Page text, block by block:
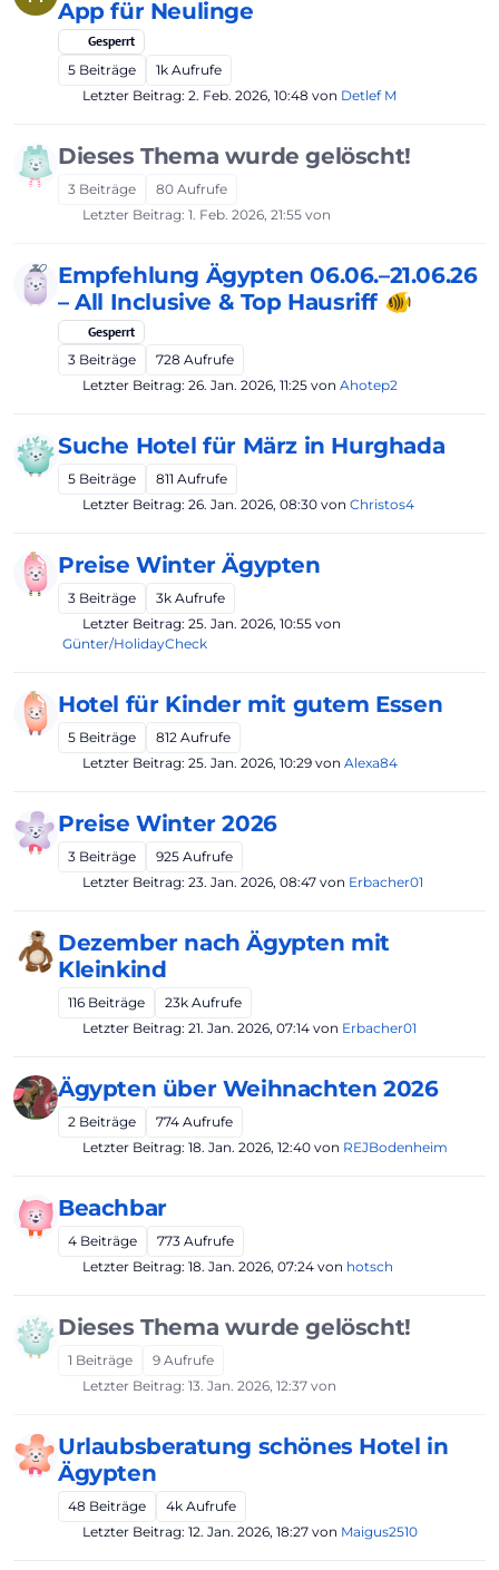
App für Neulinge
Gesperrt
5 Beiträge 1k Aufrufe
Letzter Beitrag: 2. Feb. 2026, 10:48 von Detlef M
Dieses Thema wurde gelöscht!
3 Beiträge 80 Aufrufe
Letzter Beitrag: 1. Feb. 2026, 21:55 von
Empfehlung Ägypten 06.06.–21.06.26
– All Inclusive & Top Hausriff 🐠
Gesperrt
3 Beiträge 728 Aufrufe
Letzter Beitrag: 26. Jan. 2026, 11:25 von Ahotep2
Suche Hotel für März in Hurghada
5 Beiträge 811 Aufrufe
Letzter Beitrag: 26. Jan. 2026, 08:30 von Christos4
Preise Winter Ägypten
3 Beiträge 3k Aufrufe
Letzter Beitrag: 25. Jan. 2026, 10:55 von
Günter/HolidayCheck
Hotel für Kinder mit gutem Essen
5 Beiträge 812 Aufrufe
Letzter Beitrag: 25. Jan. 2026, 10:29 von Alexa84
Preise Winter 2026
3 Beiträge 925 Aufrufe
Letzter Beitrag: 23. Jan. 2026, 08:47 von Erbacher01
Dezember nach Ägypten mit
Kleinkind
116 Beiträge 23k Aufrufe
Letzter Beitrag: 21. Jan. 2026, 07:14 von Erbacher01
Ägypten über Weihnachten 2026
2 Beiträge 774 Aufrufe
Letzter Beitrag: 18. Jan. 2026, 12:40 von REJBodenheim
Beachbar
4 Beiträge 773 Aufrufe
Letzter Beitrag: 18. Jan. 2026, 07:24 von hotsch
Dieses Thema wurde gelöscht!
1 Beiträge 9 Aufrufe
Letzter Beitrag: 13. Jan. 2026, 12:37 von
Urlaubsberatung schönes Hotel in
Ägypten
48 Beiträge 4k Aufrufe
Letzter Beitrag: 12. Jan. 2026, 18:27 von Maigus2510